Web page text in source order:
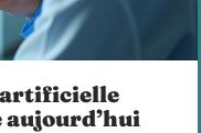
artificielle